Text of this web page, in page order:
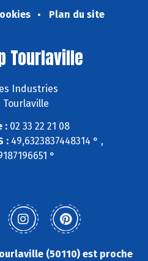
Plan du site
Tourlaville
Industries
Tourlaville
:02 33 22 21 08
:49,6323837448314 ° ,
°
(50110) est proche